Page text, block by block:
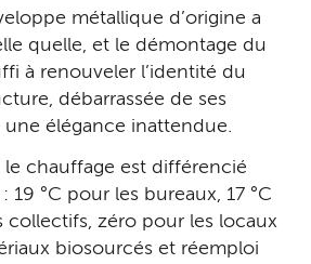
métallique d’origine a
quelle, et le démontage du
à renouveler l’identité du
débarrassée de ses
une élégance inattendue.
chauffage est différencié
19 °C pour les bureaux, 17 °C
collectifs, zéro pour les locaux
biosourcés et réemploi